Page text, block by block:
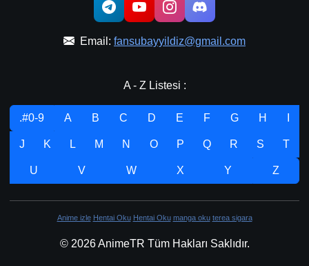
Email: fansubayyildiz@gmail.com
A - Z Listesi :
.#0-9 A B C D E F G H
J K L M N O P Q R S T
U V W X Y Z
Anime izle Hentai Oku Hentai Oku manga oku terea sigara
© 2026 AnimeTR Tüm Hakları Saklıdır.